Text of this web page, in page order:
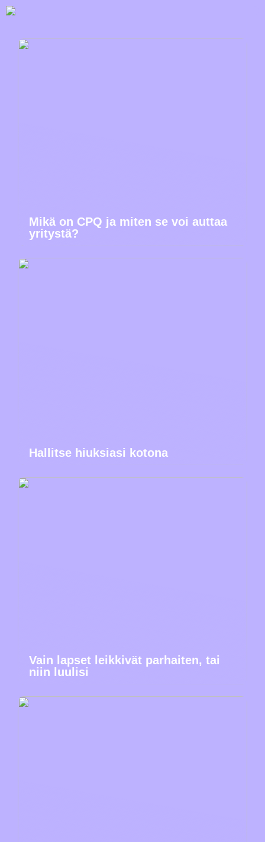
Mikä on CPQ ja miten se voi auttaa
yritystä?
Hallitse hiuksiasi kotona
Vain lapset leikkivät parhaiten, tai
niin luulisi